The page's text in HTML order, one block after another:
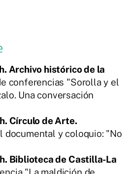
Archivo histórico de la
conferencias "Sorolla y el
Una conversación
Círculo de Arte.
documental y coloquio: "No
Biblioteca de Castilla-La
"La maldición de